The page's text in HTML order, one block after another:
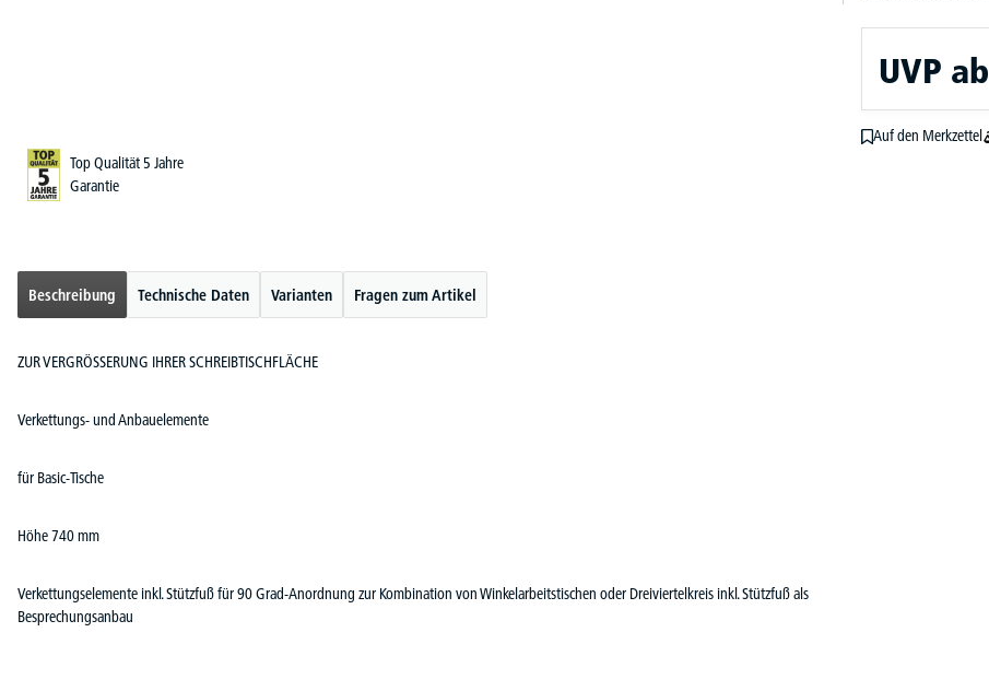
UVP ab
Auf den Merkzettel
Top Qualität 5 Jahre
Garantie
Beschreibung Technische Daten Varianten Fragen zum Artikel
ZUR VERGRÖSSERUNG IHRER SCHREIBTISCHFLÄCHE
Verkettungs- und Anbauelemente
für Basic-Tische
Höhe 740 mm
Verkettungselemente inkl. Stützfuß für 90 Grad-Anordnung zur Kombination von Winkelarbeitstischen oder Dreiviertelkreis inkl. Stützfuß als
Besprechungsanbau